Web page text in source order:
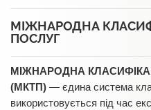
МІЖНАРОДНА
ПОСЛУГ
МІЖНАРОДНА
(МКТП) — єдина система
використовується під час